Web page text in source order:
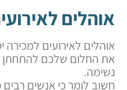
אוהלים
אוהלים לאירועים למכירה
את החלום שלכם להתחתן
נשימה.
חשוב לומר כי אנשים